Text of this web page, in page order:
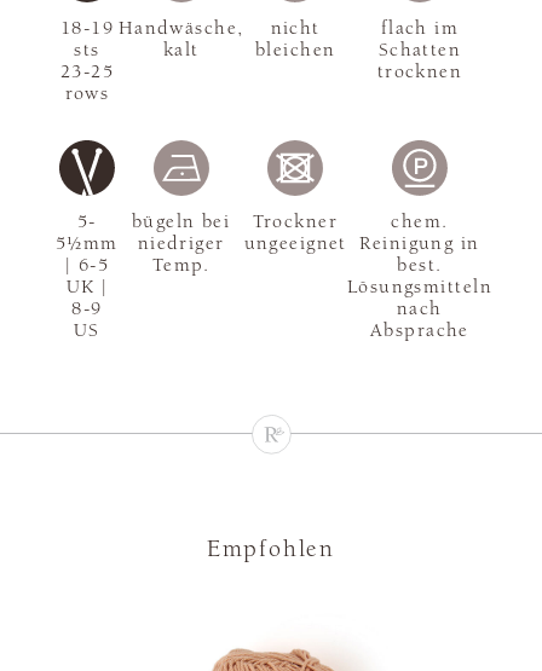
5-
5½mm
| 6-5
UK |
8-9
US
18-19
sts
23-25
rows
Handwäsche,
kalt
nicht
bleichen
flach im
Schatten
trocknen
bügeln bei
niedriger
Temp.
Trockner
ungeeignet
chem.
Reinigung in
best.
Lösungsmitteln
nach
Absprache
Empfohlen